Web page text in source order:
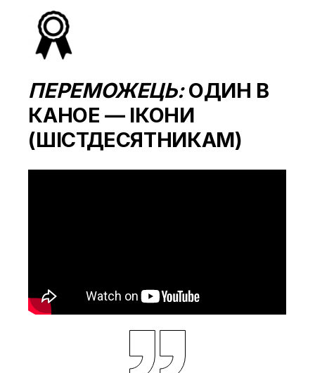
ПЕРЕМОЖЕЦЬ:ОДИН В
КАНОЕ — ІКОНИ
(ШІСТДЕСЯТНИКАМ)